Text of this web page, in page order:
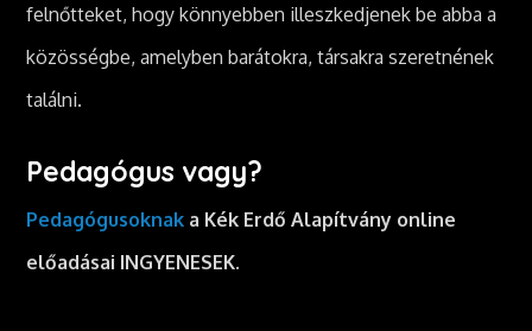
felnőtteket, hogy könnyebben illeszkedjenek be abba a
közösségbe, amelyben barátokra, társakra szeretnének
találni.
Pedagógus vagy?
Pedagógusoknak a Kék Erdő Alapítvány online
előadásai INGYENESEK.